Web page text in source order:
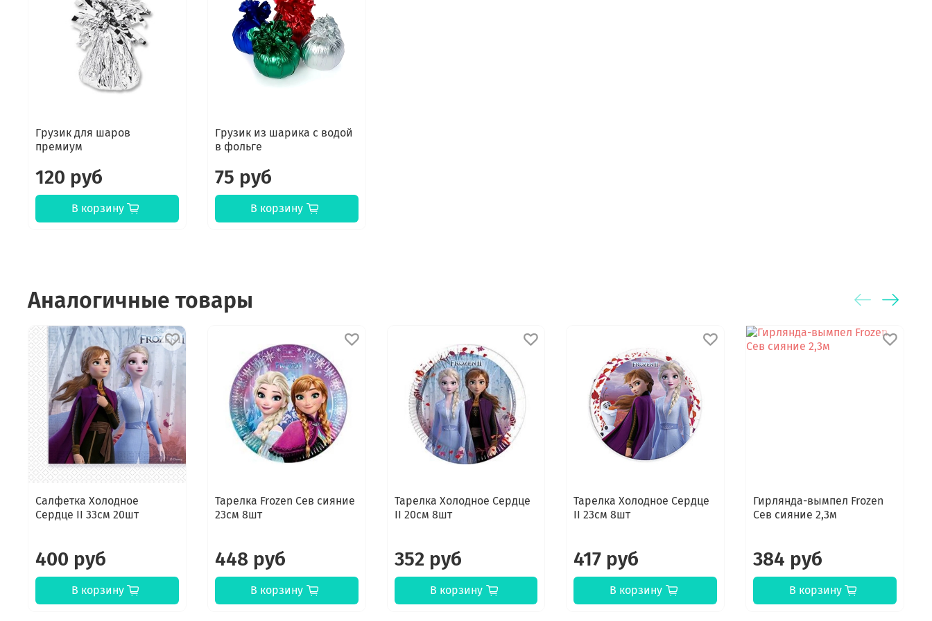
Грузик для шаров
премиум
120 руб
В корзину
Грузик из шарика с водой
в фольге
75 руб
В корзину
Аналогичные товары
Салфетка Холодное
Сердце II 33см 20шт
400 руб
В корзину
Тарелка Frozen Сев сияние
23см 8шт
448 руб
В корзину
Тарелка Холодное Сердце
II 20см 8шт
352 руб
В корзину
Тарелка Холодное Сердце
II 23см 8шт
417 руб
В корзину
Гирлянда-вымпел Frozen
Сев сияние 2,3м
384 руб
В корзину